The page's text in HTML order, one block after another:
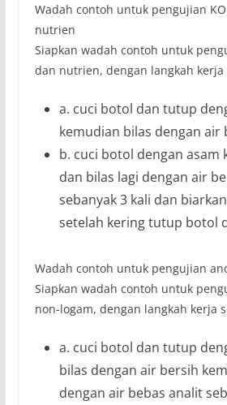
Wadah contoh untuk pengujian
nutrien
Siapkan wadah contoh untuk
dan nutrien, dengan langkah
a. cuci botol dan tutup
kemudian bilas dengan air
b. cuci botol dengan asam
dan bilas lagi dengan air
sebanyak 3 kali dan
setelah kering tutup botol
Wadah contoh untuk pengujian
Siapkan wadah contoh untuk
non-logam, dengan langkah kerja
a. cuci botol dan tutup
bilas dengan air bersih
dengan air bebas analit